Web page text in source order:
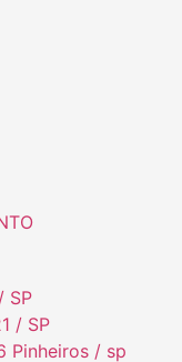
SP
/ SP
Pinheiros / sp